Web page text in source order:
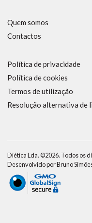
Quem somos
Contactos
Política de privacidade
Política de cookies
Termos de utilização
Resolução alternativa de
Diética Lda. ©2026. Todos os
Desenvolvido porBruno